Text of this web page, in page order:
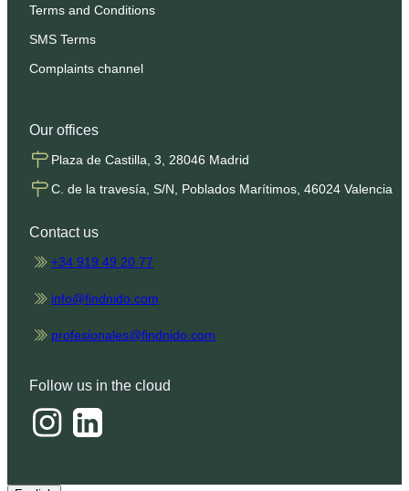
Terms and Conditions
SMS Terms
Complaints channel
Our offices
Plaza de Castilla, 3, 28046 Madrid
C. de la travesía, S/N, Poblados Marítimos, 46024 Valencia
Contact us
+34 919 49 20 77
info@findnido.com
profesionales@findnido.com
Follow us in the cloud